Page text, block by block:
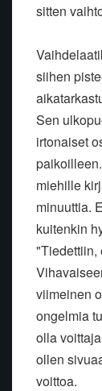
sitten
siihen
Sen
irtonaiset
miehille
minuuttia.
kuitenkin
"Tiedettiin,
viimeinen
ongelmia
olla
ollen
voittoa.